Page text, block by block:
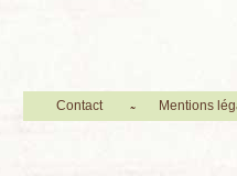
Contact Mentions